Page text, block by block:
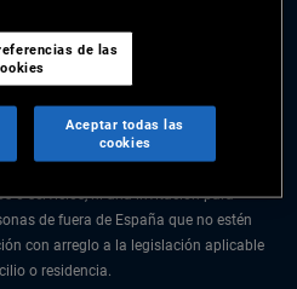
asesoramiento en materia de
que reciban asesoramiento
solo para los residentes en la
o servicios, ni una invitación para
de fuera de España que no estén
con arreglo a la legislación aplicable
o residencia.
de las
Aceptar todas las
cookies